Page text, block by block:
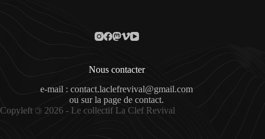
Nous contacter
e-mail : contact.laclefrevival@gmail.com
ou sur lapage de contact.
Copyleft © 2026 - Le collectif La Clef Revival